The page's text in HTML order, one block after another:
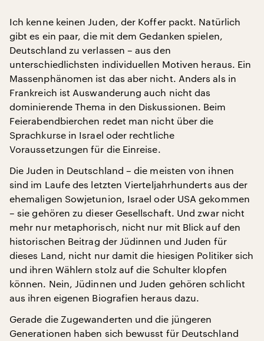
Ich kenne keinen Juden, der Koffer packt. Natürlich
gibt es ein paar, die mit dem Gedanken spielen,
Deutschland zu verlassen – aus den
unterschiedlichsten individuellen Motiven heraus. Ein
Massenphänomen ist das aber nicht. Anders als in
Frankreich ist Auswanderung auch nicht das
dominierende Thema in den Diskussionen. Beim
Feierabendbierchen redet man nicht über die
Sprachkurse in Israel oder rechtliche
Voraussetzungen für die Einreise.
Die Juden in Deutschland – die meisten von ihnen
sind im Laufe des letzten Vierteljahrhunderts aus der
ehemaligen Sowjetunion, Israel oder USA gekommen
– sie gehören zu dieser Gesellschaft. Und zwar nicht
mehr nur metaphorisch, nicht nur mit Blick auf den
historischen Beitrag der Jüdinnen und Juden für
dieses Land, nicht nur damit die hiesigen Politiker sich
und ihren Wählern stolz auf die Schulter klopfen
können. Nein, Jüdinnen und Juden gehören schlicht
aus ihren eigenen Biografien heraus dazu.
Gerade die Zugewanderten und die jüngeren
Generationen haben sich bewusst für Deutschland